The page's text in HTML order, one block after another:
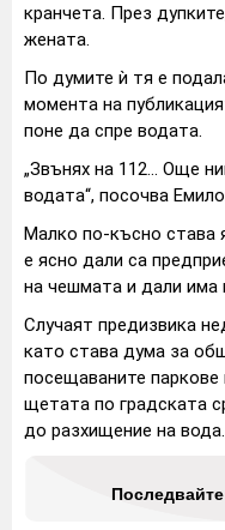
кранчета. През
жената.
По думите ѝ тя е
момента на
поне да спре водата.
„Звънях на 112... Още
водата“, посочва
Малко по-късно става
е ясно дали са
на чешмата и дали има
Случаят предизвика
като става дума за
посещаваните
щетата по градската
до разхищение на вода.